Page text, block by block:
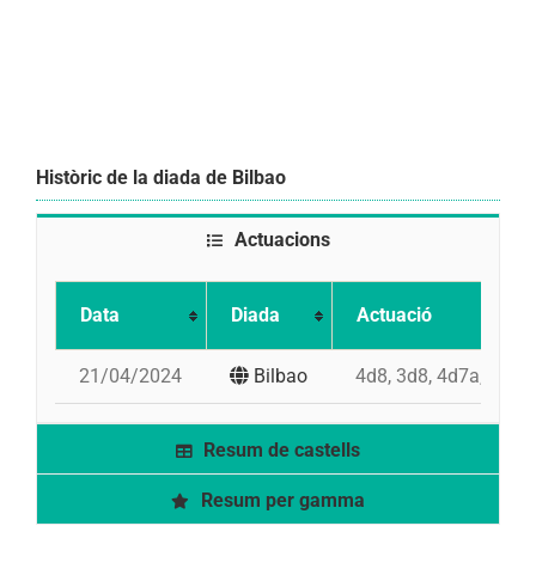
Històric de la diada de Bilbao
Actuacions
Data Diada Actuació
21/04/2024 Bilbao 4d8, 3d8, 4d7a, pd5,
Resum de castells
Resum per gamma